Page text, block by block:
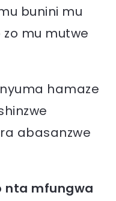
bunini mu
zo mu mutwe
hamaze
abasanzwe
nta mfungwa